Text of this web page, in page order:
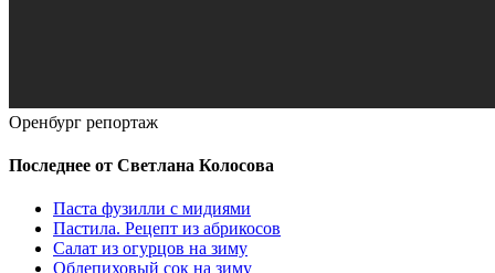
Оренбург репортаж
Последнее от Светлана Колосова
Паста фузилли с мидиями
Пастила. Рецепт из абрикосов
Салат из огурцов на зиму
Облепиховый сок на зиму